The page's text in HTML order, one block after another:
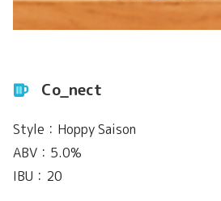
Co_nect
Style：Hoppy Saison
ABV：5.0%
IBU：20